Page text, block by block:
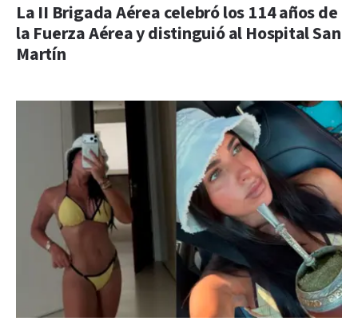
La II Brigada Aérea celebró los 114 años de
la Fuerza Aérea y distinguió al Hospital San
Martín